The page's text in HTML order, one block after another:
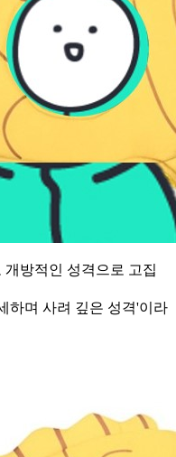
방적인 성격으로 고집
하며 사려 깊은 성격'이라